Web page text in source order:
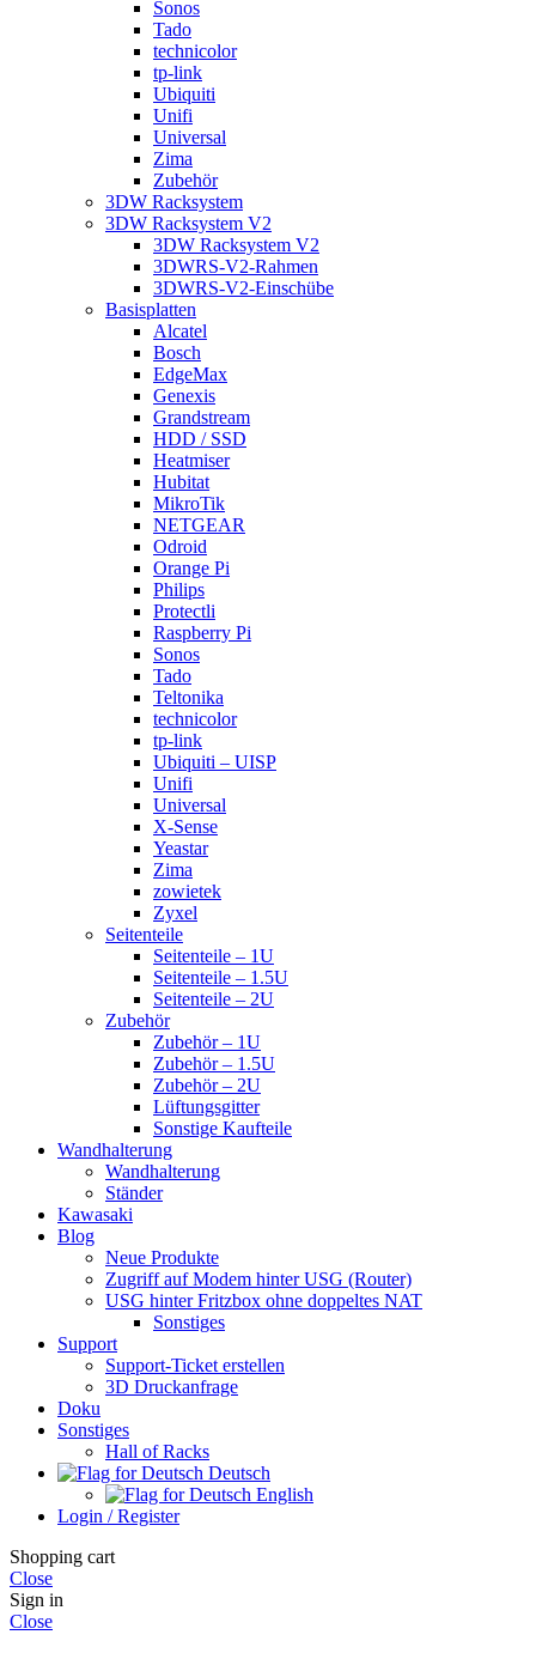
Sonos
Tado
technicolor
tp-link
Ubiquiti
Unifi
Universal
Zima
Zubehör
3DW Racksystem
3DW Racksystem V2
3DW Racksystem V2
3DWRS-V2-Rahmen
3DWRS-V2-Einschübe
Basisplatten
Alcatel
Bosch
EdgeMax
Genexis
Grandstream
HDD / SSD
Heatmiser
Hubitat
MikroTik
NETGEAR
Odroid
Orange Pi
Philips
Protectli
Raspberry Pi
Sonos
Tado
Teltonika
technicolor
tp-link
Ubiquiti – UISP
Unifi
Universal
X-Sense
Yeastar
Zima
zowietek
Zyxel
Seitenteile
Seitenteile – 1U
Seitenteile – 1.5U
Seitenteile – 2U
Zubehör
Zubehör – 1U
Zubehör – 1.5U
Zubehör – 2U
Lüftungsgitter
Sonstige Kaufteile
Wandhalterung
Wandhalterung
Ständer
Kawasaki
Blog
Neue Produkte
Zugriff auf Modem hinter USG (Router)
USG hinter Fritzbox ohne doppeltes NAT
Sonstiges
Support
Support-Ticket erstellen
3D Druckanfrage
Doku
Sonstiges
Hall of Racks
Deutsch
English
Login / Register
Shopping cart
Close
Sign in
Close